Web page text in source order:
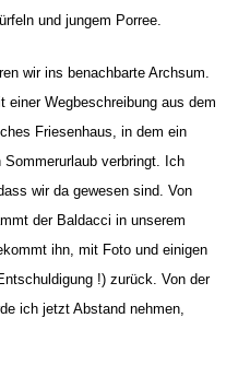
und jungem Porree.
wir ins benachbarte Archsum.
einer Wegbeschreibung aus dem
Friesenhaus, in dem ein
verbringt. Ich
wir da gewesen sind. Von
der Baldacci in unserem
ihn, mit Foto und einigen
!) zurück. Von der
ich jetzt Abstand nehmen,